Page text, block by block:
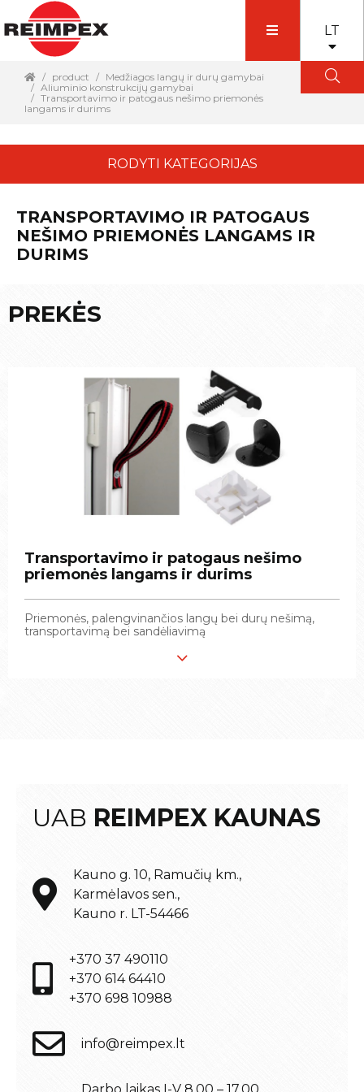
LT
product
Medžiagos langų ir durų gamybai
Aliuminio konstrukcijų gamybai
Transportavimo ir patogaus nešimo priemonės
langams ir durims
RODYTI KATEGORIJAS
TRANSPORTAVIMO IR PATOGAUS
NEŠIMO PRIEMONĖS LANGAMS IR
DURIMS
PREKĖS
Transportavimo ir patogaus nešimo
priemonės langams ir durims
Priemonės, palengvinančios langų bei durų nešimą,
transportavimą bei sandėliavimą
Transportavimo ir patogaus nešimo
priemonės langams ir durims
Priemonės, palengvinančios langų bei durų nešimą,
transportavimą bei sandėliavimą
UAB REIMPEX KAUNAS
Kauno g. 10, Ramučių km.,
Karmėlavos sen.,
Kauno r. LT-54466
+370 37 490110
+370 614 64410
+370 698 10988
info@reimpex.lt